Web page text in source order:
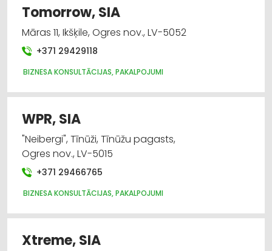
Tomorrow, SIA
Māras 11, Ikšķile, Ogres nov., LV-5052
+371 29429118
BIZNESA KONSULTĀCIJAS, PAKALPOJUMI
WPR, SIA
"Neibergi", Tīnūži, Tīnūžu pagasts,
Ogres nov., LV-5015
+371 29466765
BIZNESA KONSULTĀCIJAS, PAKALPOJUMI
Xtreme, SIA